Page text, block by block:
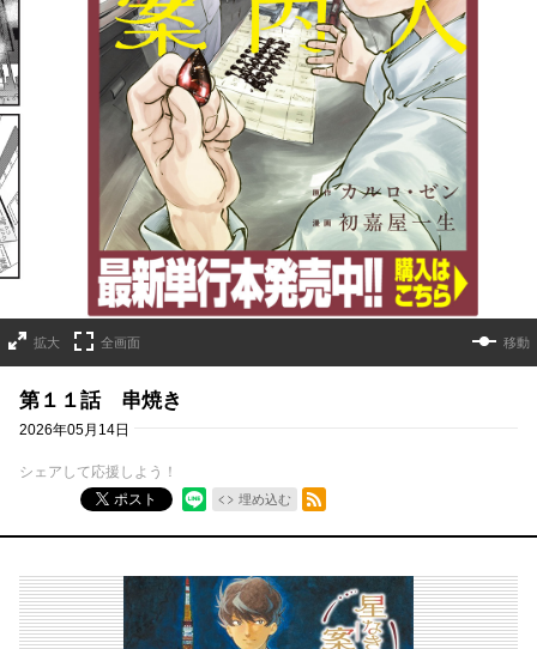
詳細ページへのリンク
拡大 全画面 移動
第１１話 串焼き
2026年05月14日
シェアして応援しよう！
ポスト
埋め込む
RSSフィード